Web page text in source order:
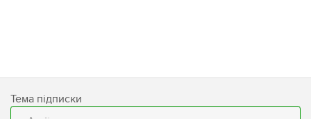
Тема підписки